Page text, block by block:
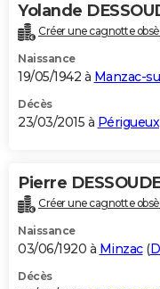
Yolande
Créer une cagnotte
Naissance
19/05/1942 à Manzac-
Décès
23/03/2015 à Périgueux
Pierre
Créer une cagnotte
Naissance
03/06/1920 à Minzac(
Décès